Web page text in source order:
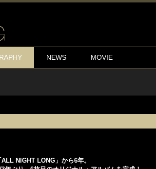
NEWS MOVIE
NIGHT LONG」から6年。